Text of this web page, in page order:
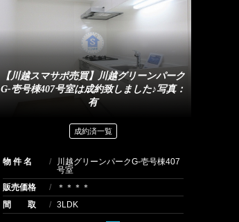
【川越スマサポ売買】川越グリーンパーク
G-壱号棟407号室は成約致しました♪写真：
有
成約済一覧
物 件 名
川越グリーンパークG-壱号棟407
号室
販売価格
＊＊＊＊
間 取
3LDK